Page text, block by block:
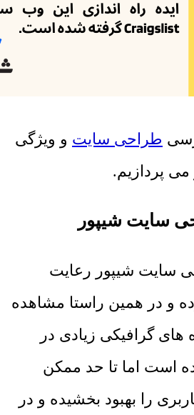
طراحی سایت و ویژگی
پردازیم.
سایت شیپور
سایت شیپور رعایت
و در همین راستا مشاهده
گرافیکی زیادی در
است اما تا حد ممکن
را بهبود بخشیده و در